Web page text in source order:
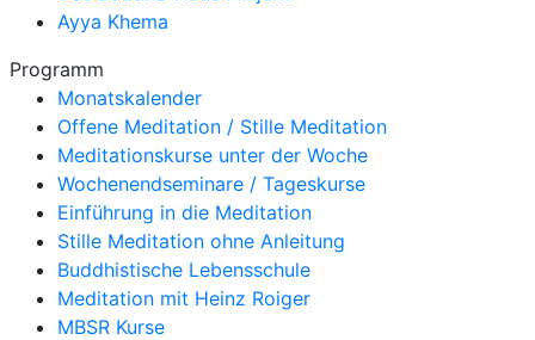
Ayya Khema
Programm
Monatskalender
Offene Meditation / Stille Meditation
Meditationskurse unter der Woche
Wochenendseminare / Tageskurse
Einführung in die Meditation
Stille Meditation ohne Anleitung
Buddhistische Lebensschule
Meditation mit Heinz Roiger
MBSR Kurse